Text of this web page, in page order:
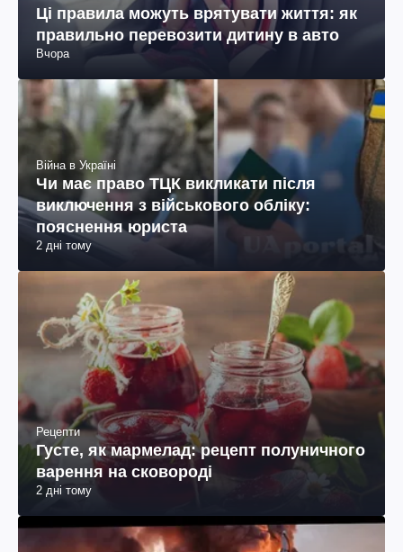
Ці правила можуть врятувати життя: як
правильно перевозити дитину в авто
Вчора
Війна в Україні
Чи має право ТЦК викликати після
виключення з військового обліку:
пояснення юриста
2 дні тому
Рецепти
Густе, як мармелад: рецепт полуничного
варення на сковороді
2 дні тому